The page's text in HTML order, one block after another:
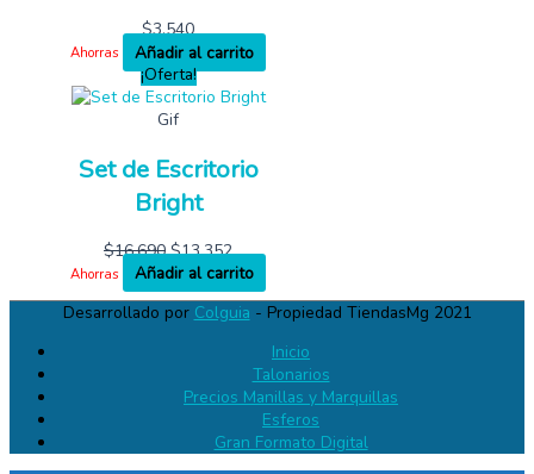
$3,540
Ahorras
Añadir al carrito
¡Oferta!
Gif
Set de Escritorio
Bright
$16,690 $13,352
Ahorras
Añadir al carrito
Desarrollado por Colguia - Propiedad TiendasMg 2021
Inicio
Talonarios
Precios Manillas y Marquillas
Esferos
Gran Formato Digital